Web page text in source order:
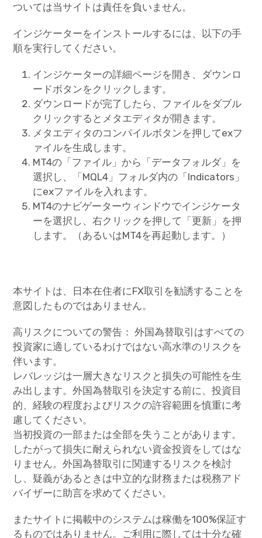
ついては当サイトは責任を負いません。
インジケーターをインストールするには、以下の手
順を実行してください。
インジケーターの詳細ページを開き、ダウンロ
ードボタンをクリックします。
ダウンロードが完了したら、ファイルをダブル
クリックするとメタエディタが開きます。
メタエディタのコンパイルボタンを押してexフ
ァイルを生成します。
MT4の「ファイル」から「データフォルダ」を
選択し、「MQL4」フォルダ内の「Indicators」
にexファイルを入れます。
MT4のナビゲーターウィンドウでインジケータ
ーを選択し、右クリックを押して「更新」を押
します。（あるいはMT4を再起動します。）
本サイトは、日本在住者にFX取引を勧誘することを
意図したものではありません。
高リスクについての警告： 外国為替取引はすべての
投資家に適しているわけではない高水準のリスクを
伴います。
レバレッジは一層大きなリスクと損失の可能性を生
み出します。外国為替取引を決定する前に、投資目
的、経験の程度およびリスクの許容範囲を慎重に考
慮してください。
当初投資の一部または全部を失うことがあります。
したがって損失に耐えられない資金投資をしてはな
りません。外国為替取引に関連するリスクを検討
し、疑義があるときは中立的な財務または税務アド
バイザーに助言を求めてください。
またサイトに掲載中のシステムは稼働を100%保証す
るものではありません。ご利用に際しては十分な確